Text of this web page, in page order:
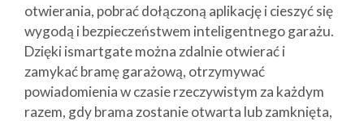
otwierania, pobrać dołączoną aplikację i cieszyć się
wygodą i bezpieczeństwem inteligentnego garażu.
Dzięki ismartgate można zdalnie otwierać i
zamykać bramę garażową, otrzymywać
powiadomienia w czasie rzeczywistym za każdym
razem, gdy brama zostanie otwarta lub zamknięta,